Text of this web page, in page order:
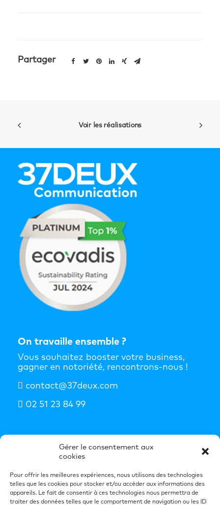
Gérer le consentement aux
cookies
Pour offrir les meilleures expériences, nous utilisons des technologies
telles que les cookies pour stocker et/ou accéder aux informations des
appareils. Le fait de consentir à ces technologies nous permettra de
traiter des données telles que le comportement de navigation ou les ID
Partager
Voir les réalisations
On travaille ensemble ?
Vous souhaitez booster votre business,
gagner en notoriété, rencontrons-nous !
contact@37deux.com
02 51 23 84 99
S'abonner à la newsletter
Nos idées booster de business dans votre
S'inscrire à la newsletter